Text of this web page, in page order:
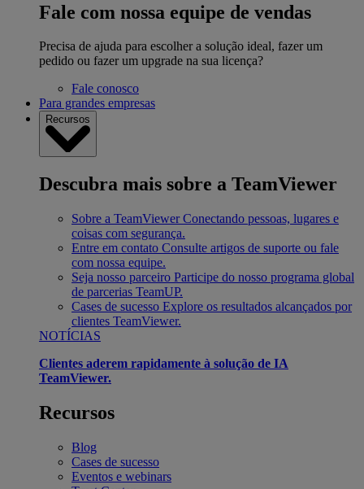
Fale com nossa equipe de vendas
Precisa de ajuda para escolher a solução ideal, fazer um
pedido ou fazer um upgrade na sua licença?
Fale conosco
Para grandes empresas
Recursos
Descubra mais sobre a TeamViewer
Sobre a TeamViewer Conectando pessoas, lugares e
coisas com segurança.
Entre em contato Consulte artigos de suporte ou fale
com nossa equipe.
Seja nosso parceiro Participe do nosso programa global
de parcerias TeamUP.
Cases de sucesso Explore os resultados alcançados por
clientes TeamViewer.
NOTÍCIAS
Clientes aderem rapidamente à solução de IA
TeamViewer.
Recursos
Blog
Cases de sucesso
Eventos e webinars